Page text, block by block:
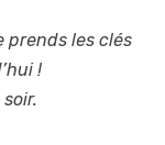
prends les clés
!